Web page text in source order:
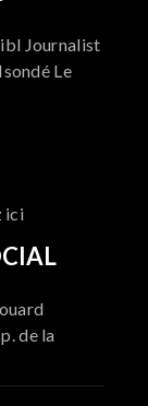
Journalist
Le
ici
de la